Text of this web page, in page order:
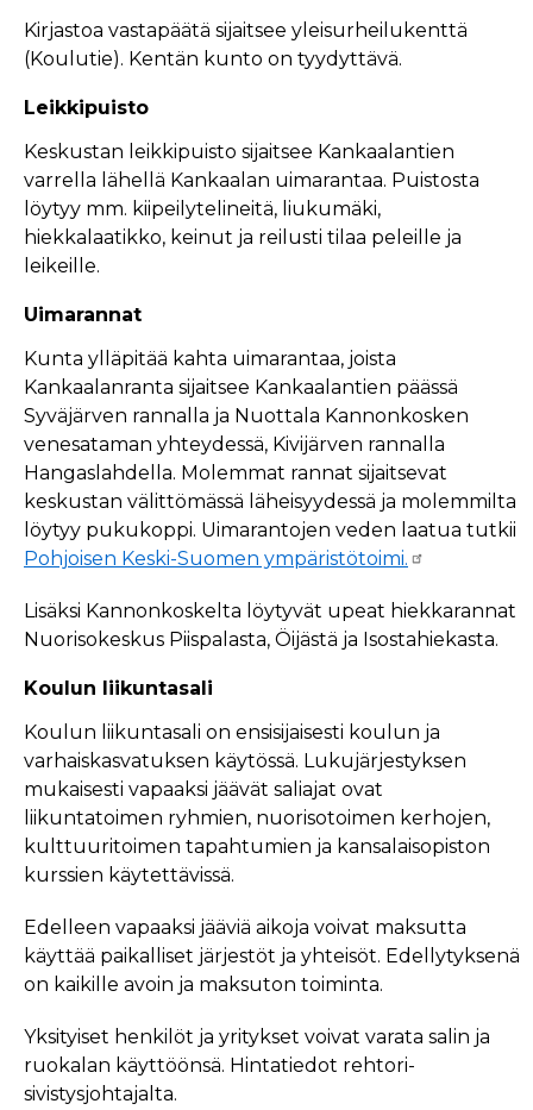
Kirjastoa vastapäätä sijaitsee yleisurheilukenttä
(Koulutie). Kentän kunto on tyydyttävä.
Leikkipuisto
Keskustan leikkipuisto sijaitsee Kankaalantien
varrella lähellä Kankaalan uimarantaa. Puistosta
löytyy mm. kiipeilytelineitä, liukumäki,
hiekkalaatikko, keinut ja reilusti tilaa peleille ja
leikeille.
Uimarannat
Kunta ylläpitää kahta uimarantaa, joista
Kankaalanranta sijaitsee Kankaalantien päässä
Syväjärven rannalla ja Nuottala Kannonkosken
venesataman yhteydessä, Kivijärven rannalla
Hangaslahdella. Molemmat rannat sijaitsevat
keskustan välittömässä läheisyydessä ja molemmilta
löytyy pukukoppi. Uimarantojen veden laatua tutkii
Pohjoisen Keski-Suomen ympäristötoimi.
Lisäksi Kannonkoskelta löytyvät upeat hiekkarannat
Nuorisokeskus Piispalasta, Öijästä ja Isostahiekasta.
Koulun liikuntasali
Koulun liikuntasali on ensisijaisesti koulun ja
varhaiskasvatuksen käytössä. Lukujärjestyksen
mukaisesti vapaaksi jäävät saliajat ovat
liikuntatoimen ryhmien, nuorisotoimen kerhojen,
kulttuuritoimen tapahtumien ja kansalaisopiston
kurssien käytettävissä.
Edelleen vapaaksi jääviä aikoja voivat maksutta
käyttää paikalliset järjestöt ja yhteisöt. Edellytyksenä
on kaikille avoin ja maksuton toiminta.
Yksityiset henkilöt ja yritykset voivat varata salin ja
ruokalan käyttöönsä. Hintatiedot rehtori-
sivistysjohtajalta.